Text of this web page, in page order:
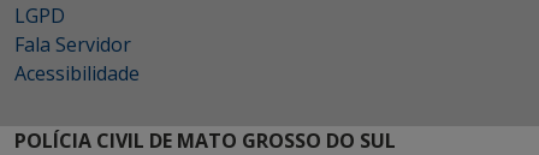
LGPD
Fala Servidor
Acessibilidade
POLÍCIA CIVIL DE MATO GROSSO DO SUL